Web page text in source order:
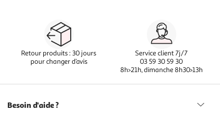
Retour produits : 30 jours
pour changer d’avis
Service client 7j/7
03 59 30 59 30
8h>21h, dimanche 8h30>13h
Besoin d'aide ?